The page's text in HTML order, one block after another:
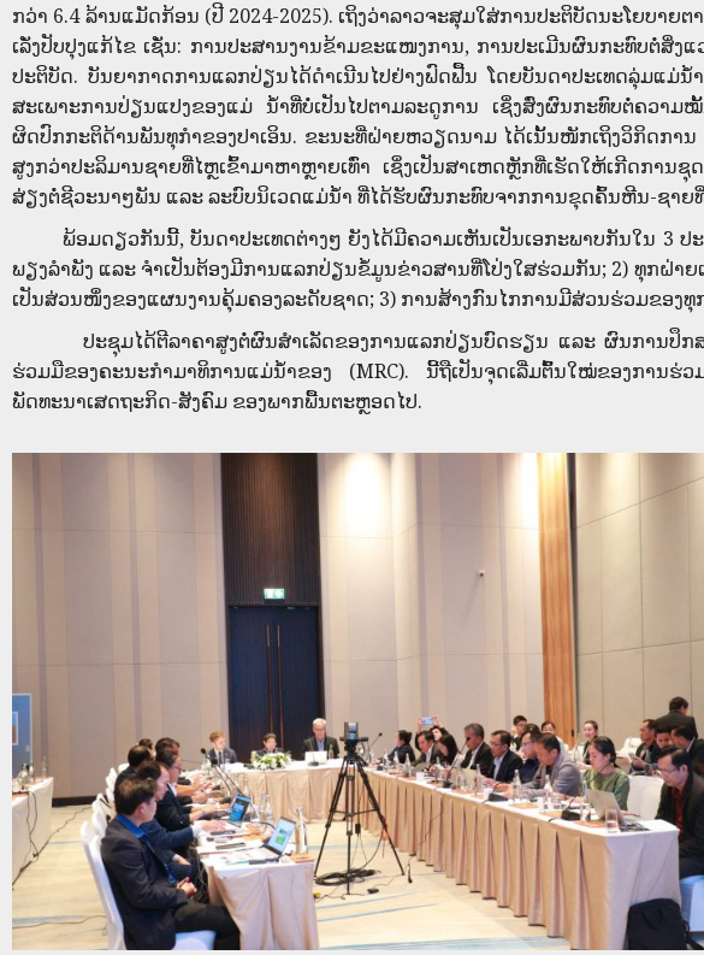
ກວ່າ 6.4 ລ້ານແມັດກ້ອນ (ປີ 2024-2025). ເຖິງວ່າລາວຈະສຸມໃສ່ການປະຕິບັດນະໂຍບາ
ເລັ່ງປັບປຸງແກ້ໄຂ ເຊັ່ນ: ການປະສານງານຂ້າມຂະແໜງການ, ການປະເມີນຜົນກະທົບຕໍ່ສິ່
ປະຕິບັດ. ບັນຍາກາດການແລກປ່ຽນໄດ້ດໍາເນີນໄປຢ່າງຟົດຟື້ນ ໂດຍບັນດາປະເທດລຸ່ມແ
ສະເພາະການປ່ຽນແປງຂອງແມ່ ນ້ຳທີ່ບໍ່ເປັນໄປຕາມລະດູການ ເຊິ່ງສົ່ງຜົນກະທົບຕໍ່ຄວາ
ຜິດປົກກະຕິດ້ານພັນທຸກຳຂອງປາເອິນ. ຂະນະທີ່ຝ່າຍຫວຽດນາມ ໄດ້ເນັ້ນໜັກເຖິງວິກິດກາ
ສູງກວ່າປະລິມານຊາຍທີ່ໄຫຼເຂົ້າມາຫາຫຼາຍເທົ່າ ເຊິ່ງເປັນສາເຫດຫຼັກທີ່ເຮັດໃຫ້ເກີດກາ
ສ່ຽງຕໍ່ຊີວະນາໆພັນ ແລະ ລະບົບນິເວດແມ່ນ້ຳ ທີ່ໄດ້ຮັບຜົນກະທົບຈາກການຂຸດຄົ້ນຫີນ-ຊາ
ພ້ອມດຽວກັນນີ້, ບັນດາປະເທດຕ່າງໆ ຍັງໄດ້ມີຄວາມເຫັນເປັນເອກະພາບກັນໃນ 3
ພຽງລຳພັງ ແລະ ຈຳເປັນຕ້ອງມີການແລກປ່ຽນຂໍ້ມູນຂ່າວສານທີ່ໂປ່ງໃສຮ່ວມກັນ; 2) ທຸກຝ່
ເປັນສ່ວນໜຶ່ງຂອງແຜນງານຄຸ້ມຄອງລະດັບຊາດ; 3) ການສ້າງກົນໄກການມີສ່ວນຮ່ວມຂອງ
ປະຊຸມໄດ້ຕີລາຄາສູງຕໍ່ຜົນສຳເລັດຂອງການແລກປ່ຽນບົດຮຽນ ແລະ ຜົນການປຶກສາ
ຮ່ວມມືຂອງຄະນະກຳມາທິການແມ່ນ້ຳຂອງ (MRC). ນີ້ຖືເປັນຈຸດເລີ່ມຕົົ້ນໃໝ່ຂອງກາ
ພັດທະນາເສດຖະກິດ-ສັງຄົມ ຂອງພາກພື້ນຕະຫຼອດໄປ.